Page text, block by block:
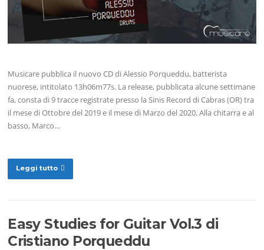
Musicare pubblica il nuovo CD di Alessio Porqueddu, batterista
nuorese, intitolato 13h06m77s. La release, pubblicata alcune settimane
fa, consta di 9 tracce registrate presso la Sinis Record di Cabras (OR) tra
il mese di Ottobre del 2019 e il mese di Marzo del 2020. Alla chitarra e al
basso, Marco…
Leggi tutto
Easy Studies for Guitar Vol.3 di
Cristiano Porqueddu